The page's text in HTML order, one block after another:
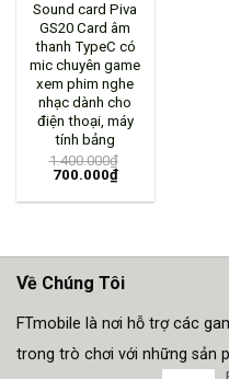
Sound card Piva
GS20 Card âm
thanh TypeC có
mic chuyên game
xem phim nghe
nhạc dành cho
điện thoại, máy
tính bảng
1.400.000₫
700.000₫
Về Chúng Tôi
FTmobile là nơi hỗ trợ các
trong trò chơi với những sản